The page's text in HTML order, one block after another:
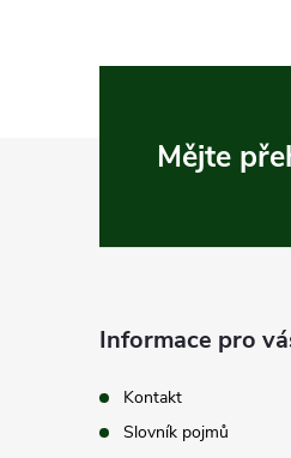
Mějte
Informace pro
Kontakt
Slovník pojmů